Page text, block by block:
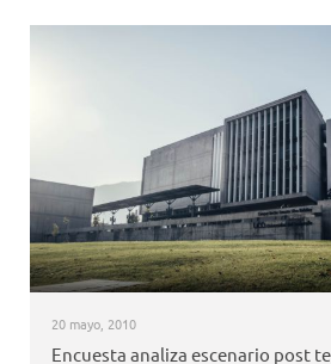
20 mayo, 2010
Encuesta analiza escenario post